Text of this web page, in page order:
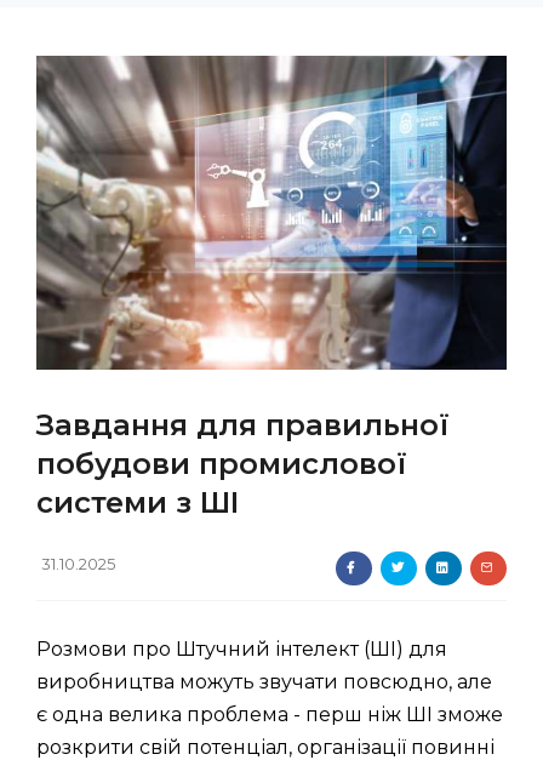
Завдання для правильної
побудови промислової
системи з ШІ
31.10.2025
Розмови про Штучний інтелект (ШІ) для
виробництва можуть звучати повсюдно, але
є одна велика проблема - перш ніж ШІ зможе
розкрити свій потенціал, організації повинні